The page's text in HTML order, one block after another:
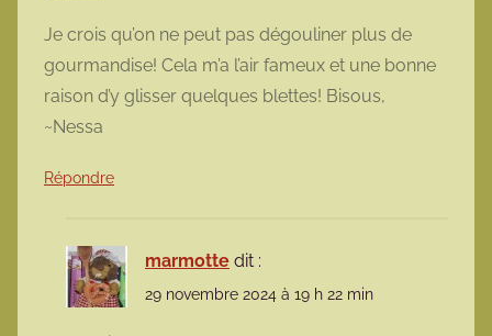
Je crois qu’on ne peut pas dégouliner plus de
gourmandise! Cela m’a l’air fameux et une bonne
raison d’y glisser quelques blettes! Bisous,
~Nessa
Répondre
marmotte dit :
29 novembre 2024 à 19 h 22 min